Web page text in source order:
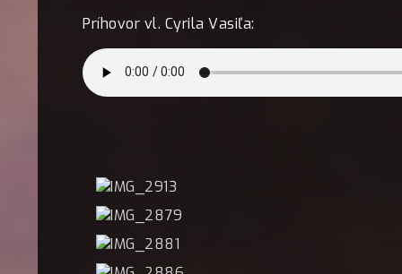
Príhovor vl. Cyrila Vasiľa: